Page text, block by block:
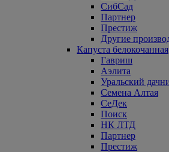
СибСад
Партнер
Престиж
Другие
Капуста белокочанная
Гавриш
Аэлита
Уральский
Семена Алтая
СеДек
Поиск
НК ЛТД
Партнер
Престиж